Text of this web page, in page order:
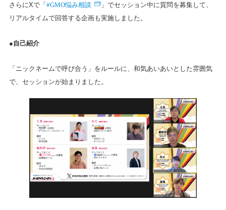
さらにXで「 #GMO悩み相談
」でセッション中に質問を募集して、
リアルタイムで回答する企画も実施しました。
●自己紹介
「ニックネームで呼び合う」をルールに、和気あいあいとした雰囲気
で、セッションが始まりました。